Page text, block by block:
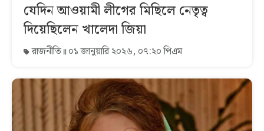
যেদিন আওয়ামী লীগের মিছিলে নেতৃত্ব
দিয়েছিলেন খালেদা জিয়া
রাজনীতি ০১ জানুয়ারি ২০২৬, ০৭:২০ পিএম